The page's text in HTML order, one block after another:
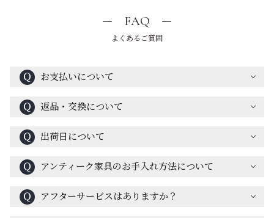
FAQ
よくあるご質問
Ｑ お支払いについて
Ｑ 返品・交換について
Ｑ 出荷日について
Ｑ アンティーク家具のお手入れ方法について
Ｑ アフターサービスはありますか？